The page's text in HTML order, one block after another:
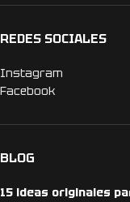
REDES SOCIALES
Instagram
Facebook
BLOG
15 ideas originales